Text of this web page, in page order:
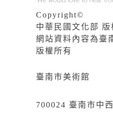
Copyright©
中華民國文化部 版
網站資料內容為臺
版權所有
臺南市美術館
700024 臺南市中